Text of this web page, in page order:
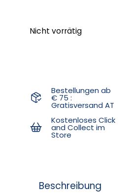
Nicht vorrätig
Bestellungen ab
€ 75 :
Gratisversand AT
Kostenloses Click
and Collect im
Store
Beschreibung